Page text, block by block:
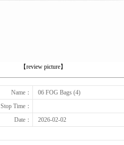
【review picture】
Name：
06 FOG Bags (4)
Stop Time：
Date：
2026-02-02